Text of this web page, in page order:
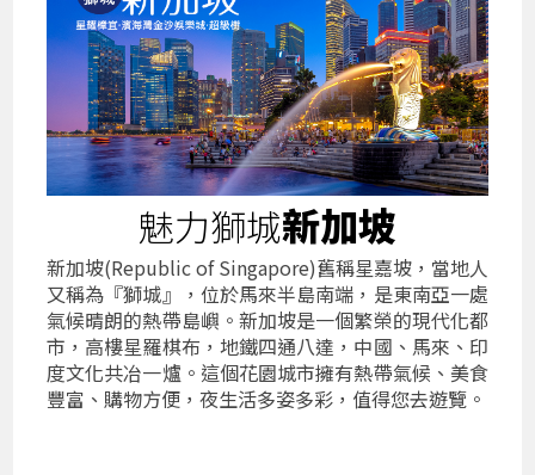
魅力獅城新加坡
新加坡(Republic of Singapore)舊稱星嘉坡，當地人
又稱為『獅城』，位於馬來半島南端，是東南亞一處
氣候晴朗的熱帶島嶼。新加坡是一個繁榮的現代化都
市，高樓星羅棋布，地鐵四通八達，中國、馬來、印
度文化共冶一爐。這個花園城市擁有熱帶氣候、美食
豐富、購物方便，夜生活多姿多彩，值得您去遊覽。